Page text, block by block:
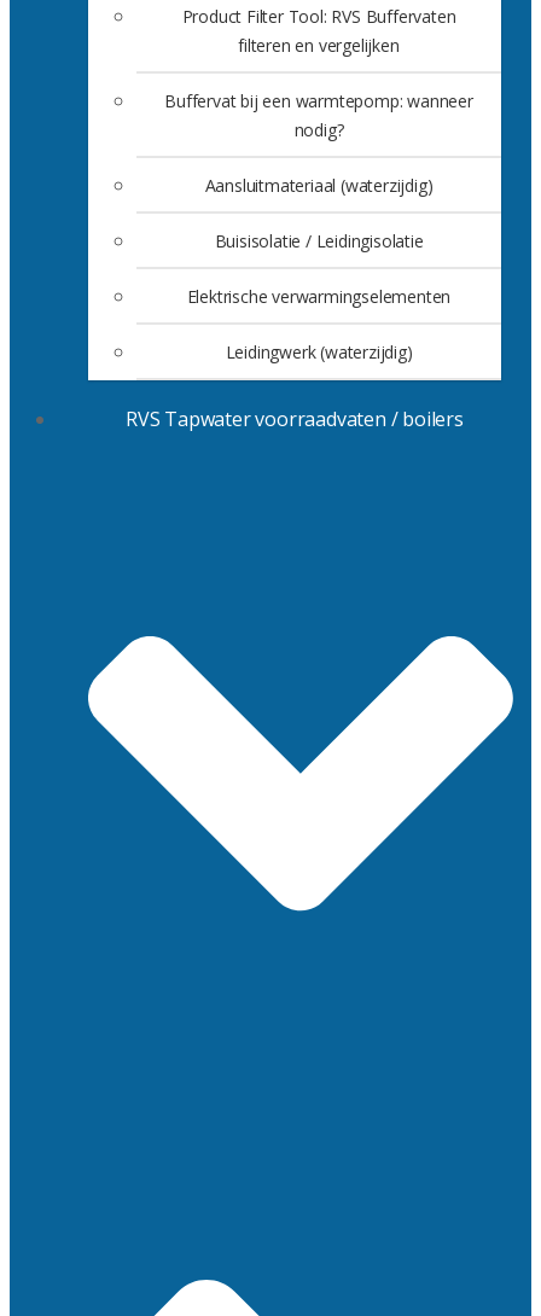
Product Filter Tool: RVS Buffervaten
filteren en vergelijken
Buffervat bij een warmtepomp: wanneer
nodig?
Aansluitmateriaal (waterzijdig)
Buisisolatie / Leidingisolatie
Elektrische verwarmingselementen
Leidingwerk (waterzijdig)
RVS Tapwater voorraadvaten / boilers